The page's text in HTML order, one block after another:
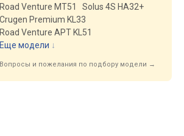
Road Venture MT51
Solus 4S HA32+
Crugen Premium KL33
Road Venture APT KL51
Еще модели ↓
Вопросы и пожелания по подбору модели →